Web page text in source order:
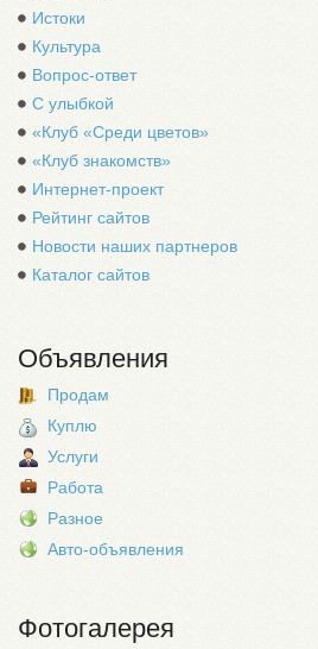
Истоки
Культура
Вопрос-ответ
С улыбкой
«Клуб «Среди цветов»
«Клуб знакомств»
Интернет-проект
Рейтинг сайтов
Новости наших партнеров
Каталог сайтов
Объявления
Продам
Куплю
Услуги
Работа
Разное
Авто-объявления
Фотогалерея